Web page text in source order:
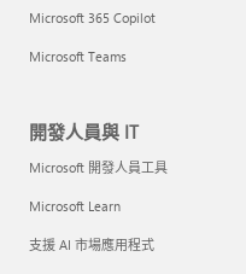
Microsoft 365 Copilot
Microsoft Teams
開發人員與 IT
Microsoft 開發人員工具
Microsoft Learn
支援 AI 市場應用程式